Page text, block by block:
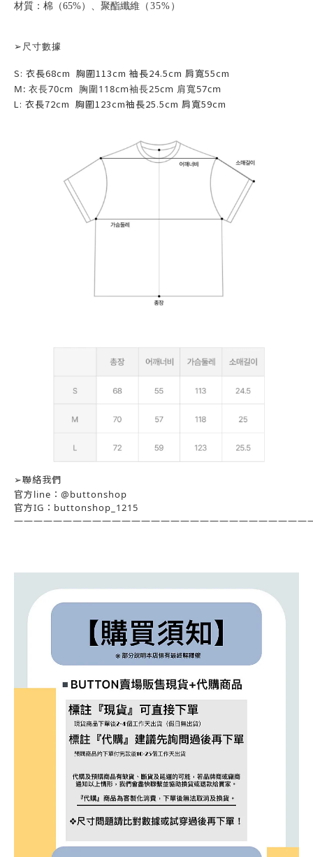
材質：棉（65%）、聚酯纖維 （35%）
➢尺寸數據
S: 衣長68cm 胸圍113cm 袖長24.5cm 肩寬55cm
M: 衣長70cm 胸圍118cm袖長25cm 肩寬57cm
L: 衣長72cm 胸圍123cm袖長25.5cm 肩寬59cm
➢聯絡我們
官方line ： @buttonshop
官方IG ： buttonshop_1215